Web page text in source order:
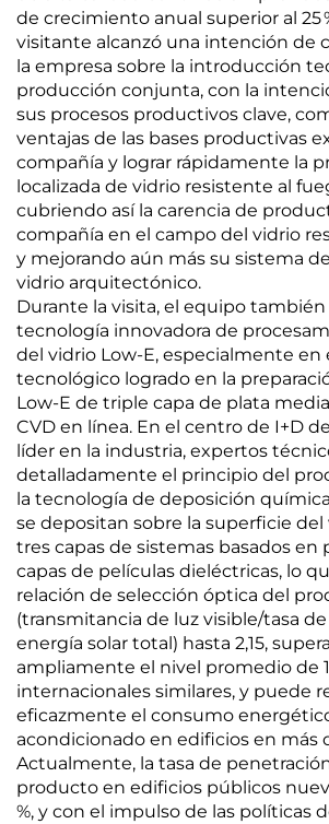
de crecimiento anual superior al 25
visitante alcanzó una intención de
la empresa sobre la introducción
producción conjunta, con la
sus procesos productivos clave,
ventajas de las bases productivas
compañía y lograr rápidamente la
localizada de vidrio resistente al
cubriendo así la carencia de
compañía en el campo del vidrio
y mejorando aún más su sistema
vidrio arquitectónico.
Durante la visita, el equipo
tecnología innovadora de
del vidrio Low-E, especialmente en
tecnológico logrado en la
Low-E de triple capa de plata
CVD en línea. En el centro de I+D
líder en la industria, expertos
detalladamente el principio del
la tecnología de deposición
se depositan sobre la superficie
tres capas de sistemas basados
capas de películas dieléctricas, lo
relación de selección óptica del
(transmitancia de luz visible/tasa
energía solar total) hasta 2,15,
ampliamente el nivel promedio de
internacionales similares, y puede
eficazmente el consumo
acondicionado en edificios en más
Actualmente, la tasa de
producto en edificios públicos
%, y con el impulso de las políticas